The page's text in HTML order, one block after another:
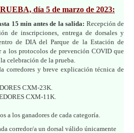
día 5 de marzo de 2023:
15 min antes de la salida: Recepción de
de inscripciones, entrega de dorsales y
de DIA del Parque de la Estación de
a los protocolos de prevención COVID que
celebración de la prueba.
corredores y breve explicación técnica de
CXM-23K.
CXM-11K.
a los ganadores de cada categoría.
corredor/a un dorsal válido únicamente